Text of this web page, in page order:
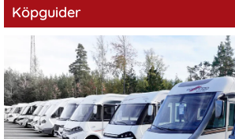
Köpguider